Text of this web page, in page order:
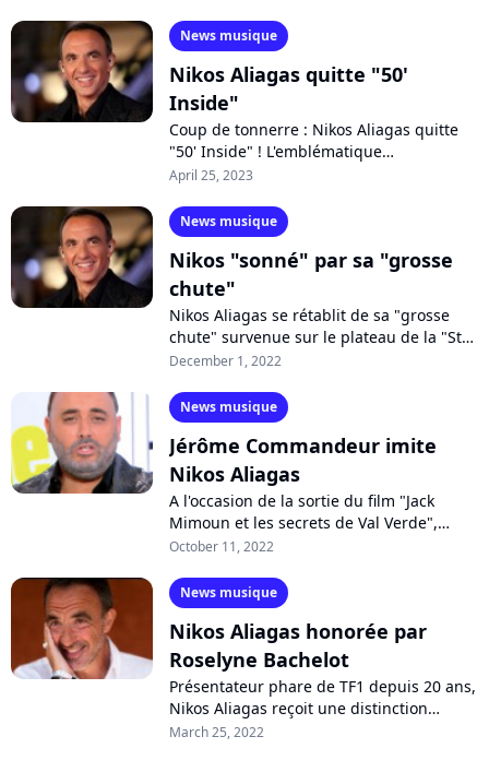
l'animateur...
News musique
Nikos Aliagas quitte "50'
Inside"
Coup de tonnerre : Nikos Aliagas quitte
"50' Inside" ! L'emblématique
présentateur de TF1 se confie à nos
pour...
April 25, 2023
News musique
Nikos "sonné" par sa "grosse
chute"
Nikos Aliagas se rétablit de sa "grosse
chute" survenue sur le plateau de la "Star
Academy". Le producteur de l'émission
December 1, 2022
News musique
Jérôme Commandeur imite
Nikos Aliagas
A l'occasion de la sortie du film "Jack
Mimoun et les secrets de Val Verde",
Jérôme Commandeur a pris les
pour parodier...
October 11, 2022
News musique
Nikos Aliagas honorée par
Roselyne Bachelot
Présentateur phare de TF1 depuis 20 ans,
Nikos Aliagas reçoit une distinction
honorifique pour sa contribution au
March 25, 2022